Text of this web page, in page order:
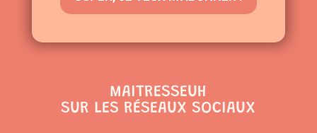
MAITRESSEUH
SUR LES RÉSEAUX SOCIAUX